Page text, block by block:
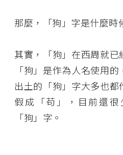
那麼，「狗」字是什麼時
其實，「狗」在西周就
「狗」是作為人名使用
出土的「狗」字大多也
假成「苟」，目前還
「狗」字。